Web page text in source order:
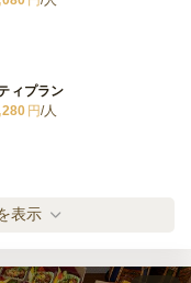
ィプラン
円/人
円/人
表示